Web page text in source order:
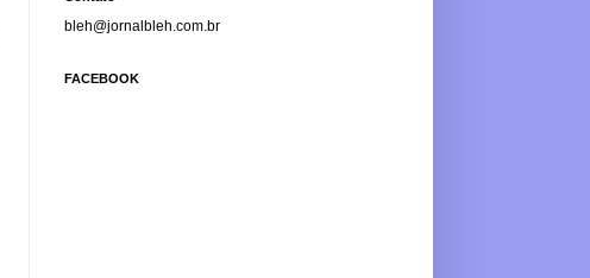
bleh@jornalbleh.com.br
FACEBOOK